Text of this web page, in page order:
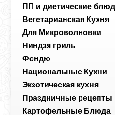
ПП и диетические
Вегетарианская Кухня
Для Микроволновки
Ниндзя гриль
Фондю
Национальные Кухни
Экзотическая кухня
Праздничные рецепты
Картофельные Блюда